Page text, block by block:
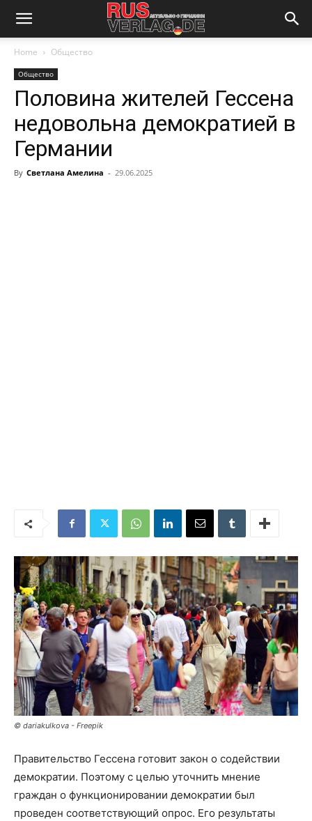
Home Общество
Общество
Половина жителей Гессена
недовольна демократией в
Германии
By Светлана Амелина - 29.06.2025
© dariakulkova - Freepik
Правительство Гессена готовит закон о содействии
демократии. Поэтому с целью уточнить мнение
граждан о функционировании демократии был
проведен соответствующий опрос. Его результаты